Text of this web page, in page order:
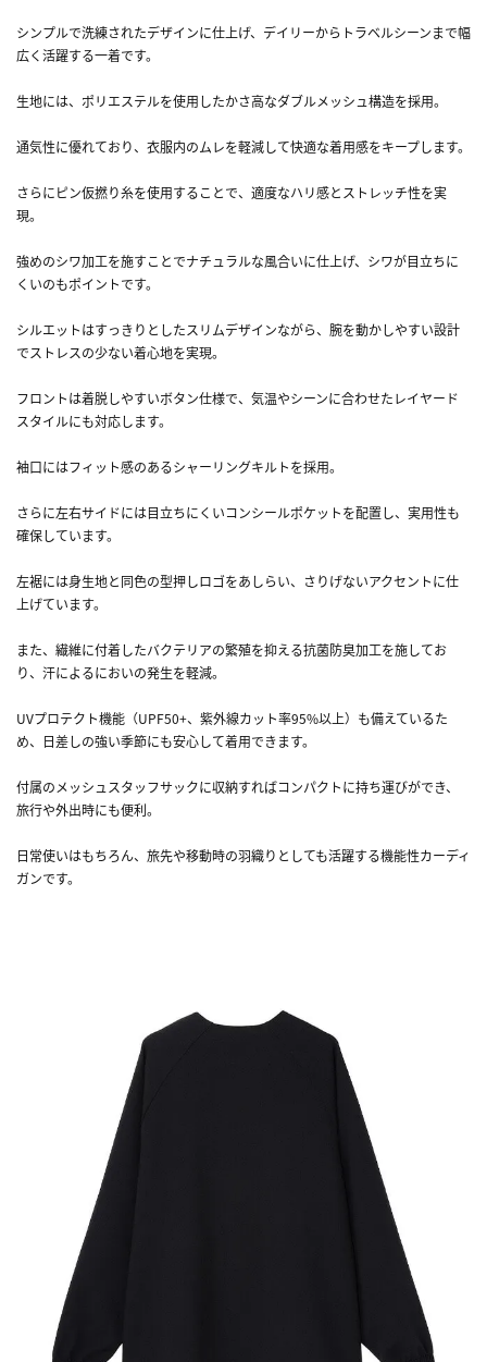
シンプルで洗練されたデザインに仕上げ、デイリーからトラベルシーンまで幅
広く活躍する一着です。
生地には、ポリエステルを使用したかさ高なダブルメッシュ構造を採用。
通気性に優れており、衣服内のムレを軽減して快適な着用感をキープします。
さらにピン仮撚り糸を使用することで、適度なハリ感とストレッチ性を実
現。
強めのシワ加工を施すことでナチュラルな風合いに仕上げ、シワが目立ちに
くいのもポイントです。
シルエットはすっきりとしたスリムデザインながら、腕を動かしやすい設計
でストレスの少ない着心地を実現。
フロントは着脱しやすいボタン仕様で、気温やシーンに合わせたレイヤード
スタイルにも対応します。
袖口にはフィット感のあるシャーリングキルトを採用。
さらに左右サイドには目立ちにくいコンシールポケットを配置し、実用性も
確保しています。
左裾には身生地と同色の型押しロゴをあしらい、さりげないアクセントに仕
上げています。
また、繊維に付着したバクテリアの繁殖を抑える抗菌防臭加工を施してお
り、汗によるにおいの発生を軽減。
UVプロテクト機能（UPF50+、紫外線カット率95%以上）も備えているた
め、日差しの強い季節にも安心して着用できます。
付属のメッシュスタッフサックに収納すればコンパクトに持ち運びができ、
旅行や外出時にも便利。
日常使いはもちろん、旅先や移動時の羽織りとしても活躍する機能性カーディ
ガンです。